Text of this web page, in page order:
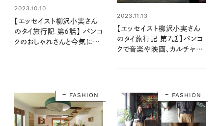
2023.10.10
【エッセイスト柳沢小実さん
のタイ旅行記 第6話】 バンコ
クのおしゃれさんと今気にな
2023.11.13
【エッセイスト柳沢小実さん
のタイ旅行記 第7話】バンコ
クで音楽や映画、カルチャー
FASHION FASHION